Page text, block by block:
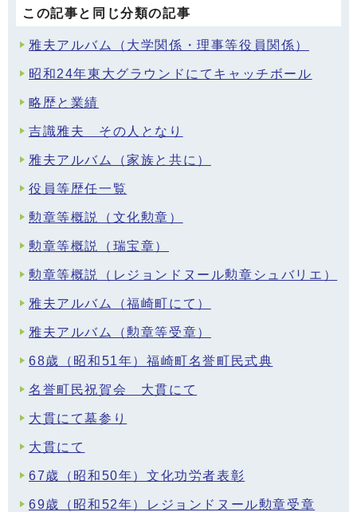
この記事と同じ分類の記事
雅夫アルバム（大学関係・理事等役員関係）
昭和24年東大グラウンドにてキャッチボール
略歴と業績
吉識雅夫 その人となり
雅夫アルバム（家族と共に）
役員等歴任一覧
勲章等概説（文化勲章）
勲章等概説（瑞宝章）
勲章等概説（レジョンドヌール勲章シュバリエ）
雅夫アルバム（福崎町にて）
雅夫アルバム（勲章等受章）
68歳（昭和51年）福崎町名誉町民式典
名誉町民祝賀会 大貫にて
大貫にて墓参り
大貫にて
67歳（昭和50年）文化功労者表彰
69歳（昭和52年）レジョンドヌール勲章受章